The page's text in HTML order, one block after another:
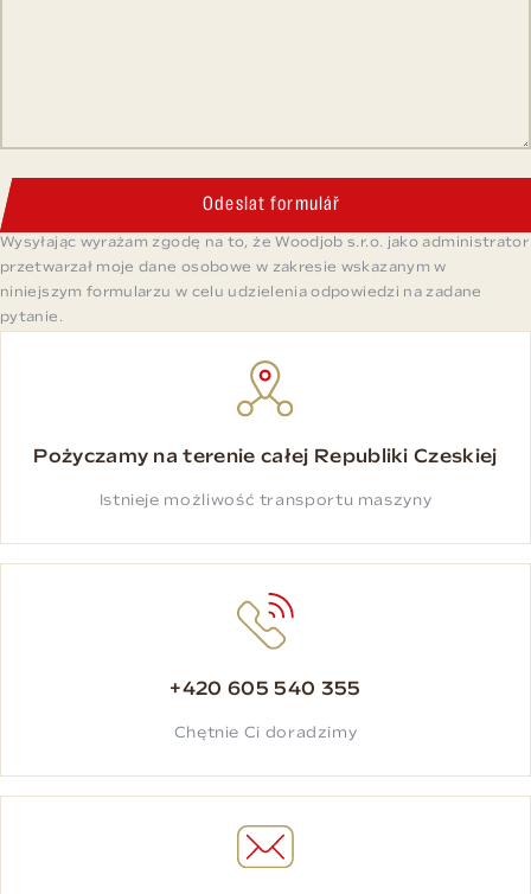
Odeslat formulář
Wysyłając wyrażam zgodę na to, że Woodjob s.r.o. jako administrator
przetwarzał moje dane osobowe w zakresie wskazanym w
niniejszym formularzu w celu udzielenia odpowiedzi na zadane
pytanie.
Pożyczamy na terenie całej Republiki Czeskiej
Istnieje możliwość transportu maszyny
+420 605 540 355
Chętnie Ci doradzimy